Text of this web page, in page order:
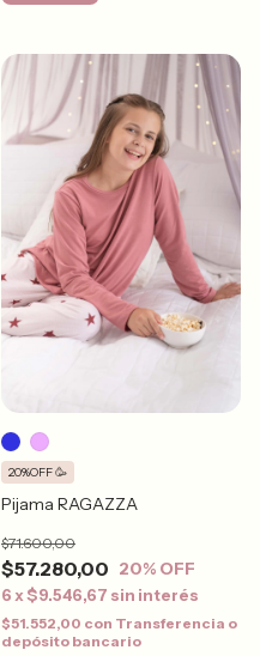
Pijama RAGAZZA
$57.280,00
$71.600,00
20% OFF
6 x$9.546,67 sin interés
20%OFF 🥳
$51.552,00 con Transferencia o
depósito bancario